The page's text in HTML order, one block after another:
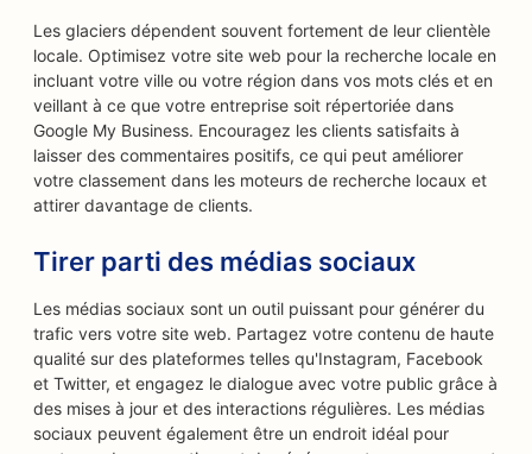
Les glaciers dépendent souvent fortement de leur clientèle
locale. Optimisez votre site web pour la recherche locale en
incluant votre ville ou votre région dans vos mots clés et en
veillant à ce que votre entreprise soit répertoriée dans
Google My Business. Encouragez les clients satisfaits à
laisser des commentaires positifs, ce qui peut améliorer
votre classement dans les moteurs de recherche locaux et
attirer davantage de clients.
Tirer parti des médias sociaux
Les médias sociaux sont un outil puissant pour générer du
trafic vers votre site web. Partagez votre contenu de haute
qualité sur des plateformes telles qu'Instagram, Facebook
et Twitter, et engagez le dialogue avec votre public grâce à
des mises à jour et des interactions régulières. Les médias
sociaux peuvent également être un endroit idéal pour